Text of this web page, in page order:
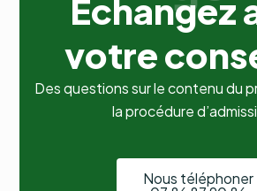
Échangez
votre
Des questions sur le contenu du
la procédure
Nous téléphoner